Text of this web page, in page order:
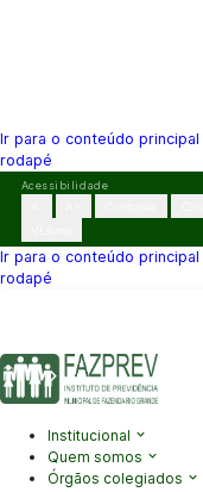
Ir para o conteúdo principal
rodapé
Pular
conteúdo
Acessibilidade
Ir para o conteúdo principal
rodapé
Institucional
Quem somos
Órgãos colegiados